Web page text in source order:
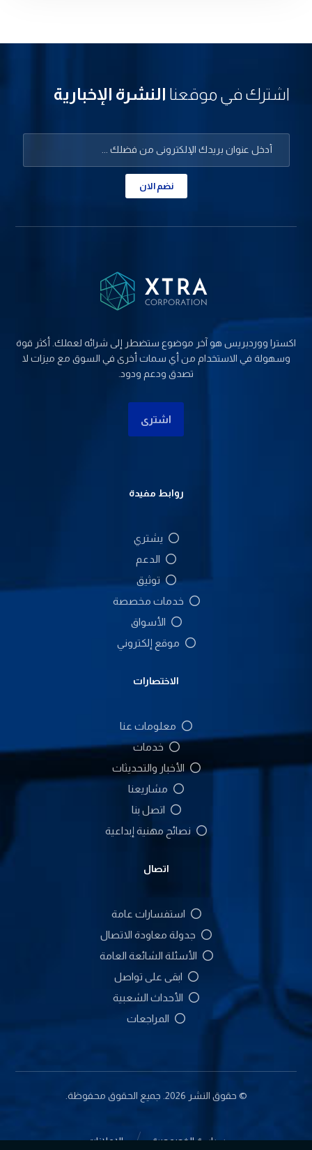
اشترك في موقعنا النشرة الإخبارية
نضم الان
اکسترا ووردبریس هو آخر موضوع ستضطر إلى شرائه لعملك. أكثر قوة
وسهولة في الاستخدام من أي سمات أخرى في السوق مع ميزات لا
تصدق ودعم ودود.
اشتری
روابط مفيدة
يشتري
الدعم
توثيق
خدمات مخصصة
الأسواق
موقع إلكتروني
الاختصارات
معلومات عنا
خدمات
الأخبار والتحديثات
مشاريعنا
اتصل بنا
نصائح مهنية إبداعية
اتصال
استفسارات عامة
جدولة معاودة الاتصال
الأسئلة الشائعة العامة
ابقى على تواصل
الأحداث الشعبية
المراجعات
© حقوق النشر 2026. جميع الحقوق محفوظة.
سياسة الخصوصية الإعلانات